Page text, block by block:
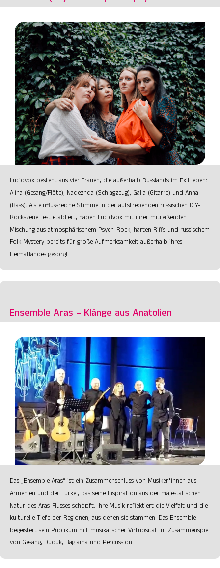
Lucidvox besteht aus vier Frauen, die außerhalb Russlands im Exil leben:
Alina (Gesang/Flöte), Nadezhda (Schlagzeug), Galla (Gitarre) und Anna
(Bass). Als einflussreiche Stimme in der aufstrebenden russischen DIY-
Rockszene fest etabliert, haben Lucidvox mit ihrer mitreißenden
Mischung aus atmosphärischem Psych-Rock, harten Riffs und russischem
Folk-Mystery bereits für große Aufmerksamkeit außerhalb ihres
Heimatlandes gesorgt.
Ensemble Aras – Klänge aus Anatolien
Das „Ensemble Aras“ ist ein Zusammenschluss von Musiker*innen aus
Armenien und der Türkei, das seine Inspiration aus der majestätischen
Natur des Aras-Flusses schöpft. Ihre Musik reflektiert die Vielfalt und die
kulturelle Tiefe der Regionen, aus denen sie stammen. Das Ensemble
begeistert sein Publikum mit musikalischer Virtuosität im Zusammenspiel
von Gesang, Duduk, Baglama und Percussion.